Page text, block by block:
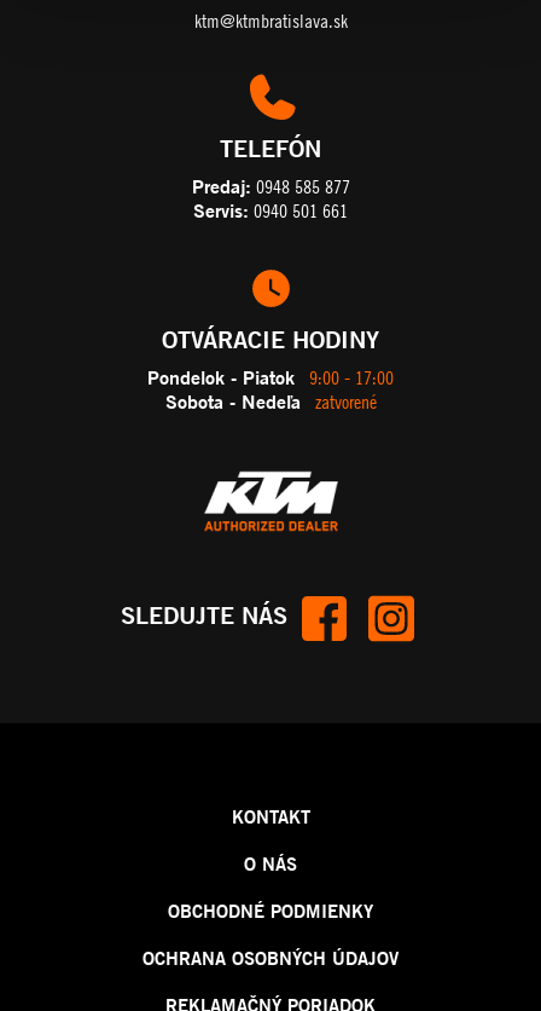
ktm@ktmbratislava.sk
TELEFÓN
Predaj: 0948 585 877
Servis: 0940 501 661
OTVÁRACIE HODINY
Pondelok - Piatok 9:00 - 17:00
Sobota - Nedeľa zatvorené
SLEDUJTE NÁS
KONTAKT
O NÁS
OBCHODNÉ PODMIENKY
OCHRANA OSOBNÝCH ÚDAJOV
REKLAMAČNÝ PORIADOK